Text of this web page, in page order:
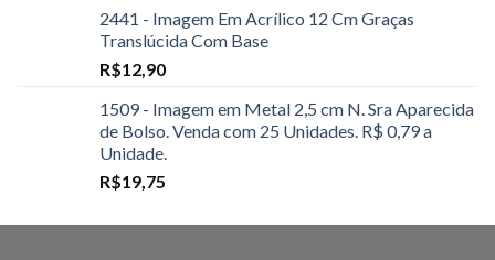
2441 - Imagem Em Acrílico 12 Cm Graças
Translúcida Com Base
R$12,90
1509 - Imagem em Metal 2,5 cm N. Sra Aparecida
de Bolso. Venda com 25 Unidades. R$ 0,79 a
Unidade.
R$19,75